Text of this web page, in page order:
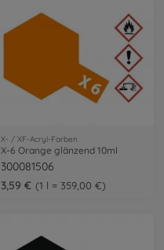
X- / XF-Acryl-Farben
X-6 Orange glänzend 10ml
300081506
3,59 €
1 l = 359,00 €